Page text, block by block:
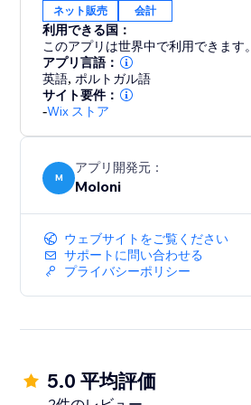
ネット販売 会計
利用できる国：
このアプリは世界中で利用できます。
アプリ言語：
英語, ポルトガル語
サイト要件：
-Wix ストア
M
アプリ開発元：
Moloni
ウェブサイトをご覧ください
サポートに問い合わせる
プライバシーポリシー
5.0 平均評価